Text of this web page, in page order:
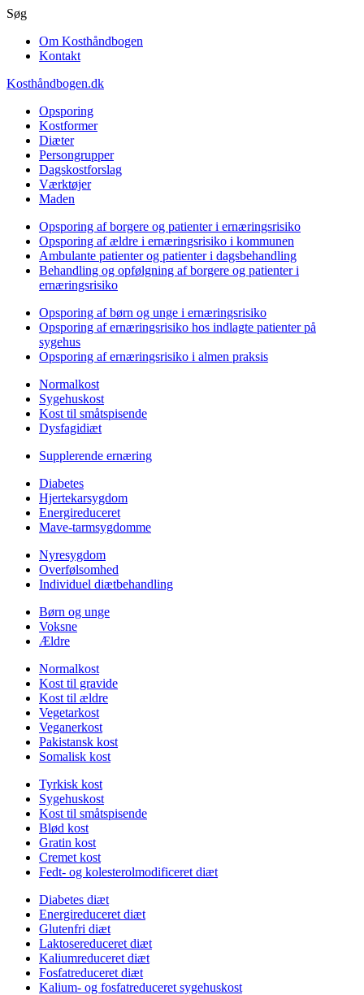
Gå
hovedindhold
Søg
Om Kosthåndbogen
Kontakt
Kosthåndbogen.dk
Opsporing
Kostformer
Diæter
Persongrupper
Dagskostforslag
Værktøjer
Maden
Opsporing af borgere og patienter i ernæringsrisiko
Opsporing af ældre i ernæringsrisiko i kommunen
Ambulante patienter og patienter i dagsbehandling
Behandling og opfølgning af borgere og patienter i
ernæringsrisiko
Opsporing af børn og unge i ernæringsrisiko
Opsporing af ernæringsrisiko hos indlagte patienter på
sygehus
Opsporing af ernæringsrisiko i almen praksis
Normalkost
Sygehuskost
Kost til småtspisende
Dysfagidiæt
Supplerende ernæring
Diabetes
Hjertekarsygdom
Energireduceret
Mave-tarmsygdomme
Nyresygdom
Overfølsomhed
Individuel diætbehandling
Børn og unge
Voksne
Ældre
Normalkost
Kost til gravide
Kost til ældre
Vegetarkost
Veganerkost
Pakistansk kost
Somalisk kost
Tyrkisk kost
Sygehuskost
Kost til småtspisende
Blød kost
Gratin kost
Cremet kost
Fedt- og kolesterolmodificeret diæt
Diabetes diæt
Energireduceret diæt
Glutenfri diæt
Laktosereduceret diæt
Kaliumreduceret diæt
Fosfatreduceret diæt
Kalium- og fosfatreduceret sygehuskost